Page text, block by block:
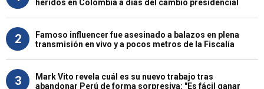
heridos en Colombia a días del cambio presidencial
2
Famoso influencer fue asesinado a balazos en plena
transmisión en vivo y a pocos metros de la Fiscalía
3
Mark Vito revela cuál es su nuevo trabajo tras
abandonar Perú de forma sorpresiva: "Es fácil ganar